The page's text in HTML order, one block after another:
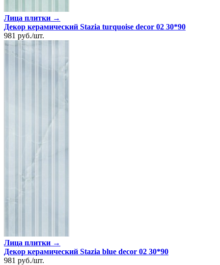
Лица плитки →
Декор керамический Stazia turquoise decor 02 30*90
981 руб./шт.
Лица плитки →
Декор керамический Stazia blue decor 02 30*90
981 руб./шт.